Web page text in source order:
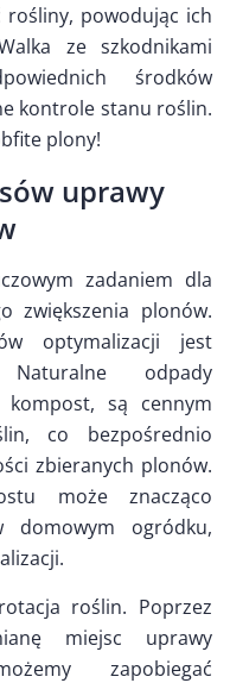
rośliny, powodując ich
ze szkodnikami
środków
kontrole stanu roślin.
plony!
uprawy
zadaniem dla
zwiększenia plonów.
optymalizacji jest
Naturalne odpady
kompost, są cennym
co bezpośrednio
zbieranych plonów.
może znacząco
ogródku,
roślin. Poprzez
miejsc uprawy
zapobiegać